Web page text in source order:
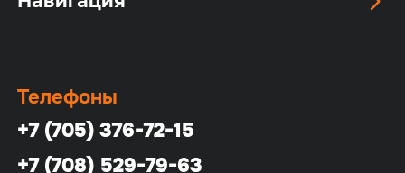
Телефоны
+7 (705) 376-72-15
+7 (708) 529-79-63